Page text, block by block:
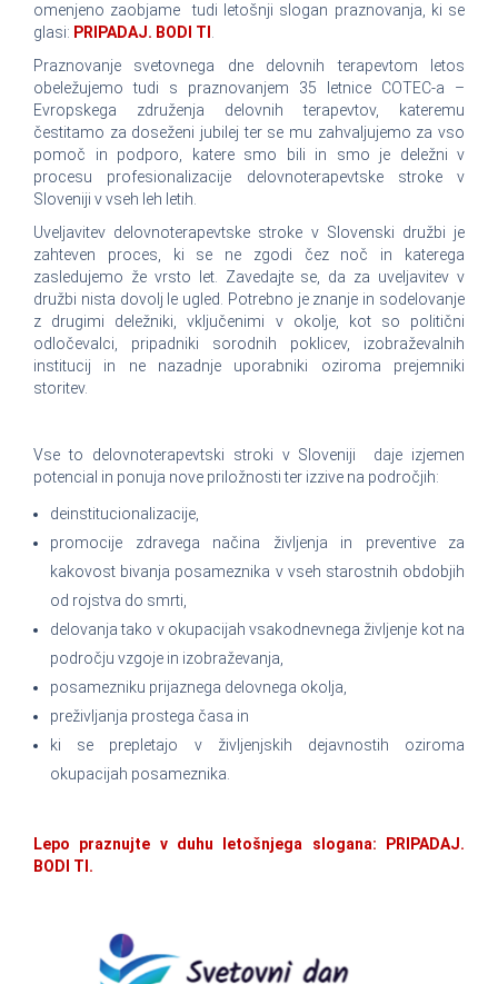
omenjeno zaobjame tudi letošnji slogan praznovanja, ki se
glasi: PRIPADAJ. BODI TI
Praznovanje svetovnega dne delovnih terapevtom letos
obeležujemo tudi s praznovanjem 35 letnice COTEC-a –
Evropskega združenja delovnih terapevtov, kateremu
čestitamo za doseženi jubilej ter se mu zahvaljujemo za vso
pomoč in podporo, katere smo bili in smo je deležni v
procesu profesionalizacije delovnoterapevtske stroke v
Sloveniji v vseh leh letih.
Uveljavitev delovnoterapevtske stroke v Slovenski družbi je
zahteven proces, ki se ne zgodi čez noč in katerega
zasledujemo že vrsto let. Zavedajte se, da za uveljavitev v
družbi nista dovolj le ugled. Potrebno je znanje in sodelovanje
z drugimi deležniki, vključenimi v okolje, kot so politični
odločevalci, pripadniki sorodnih poklicev, izobraževalnih
institucij in ne nazadnje uporabniki oziroma prejemniki
storitev.
Vse to delovnoterapevtski stroki v Sloveniji daje izjemen
potencial in ponuja nove priložnosti ter izzive na področjih:
deinstitucionalizacije,
promocije zdravega načina življenja in preventive za
kakovost bivanja posameznika v vseh starostnih obdobjih
od rojstva do smrti,
delovanja tako v okupacijah vsakodnevnega življenje kot na
področju vzgoje in izobraževanja,
posamezniku prijaznega delovnega okolja,
preživljanja prostega časa in
ki se prepletajo v življenjskih dejavnostih oziroma
okupacijah posameznika.
Lepo praznujte v duhu letošnjega slogana: PRIPADAJ.
BODI TI.